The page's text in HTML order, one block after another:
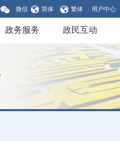
微信 简体 繁体 用户中心
政务服务 政民互动